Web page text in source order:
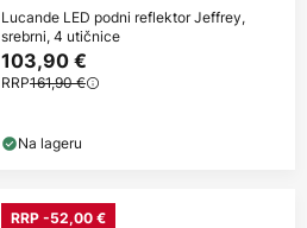
Lucande LED podni reflektor Jeffrey,
srebrni, 4 utičnice
103,90 €
RRP161,90 €
Na lageru
RRP -52,00 €